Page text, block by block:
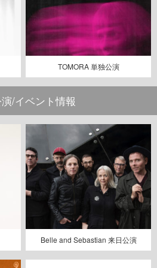
TOMORA 単独公演
/イベント情報
Belle and Sebastian 来日公演